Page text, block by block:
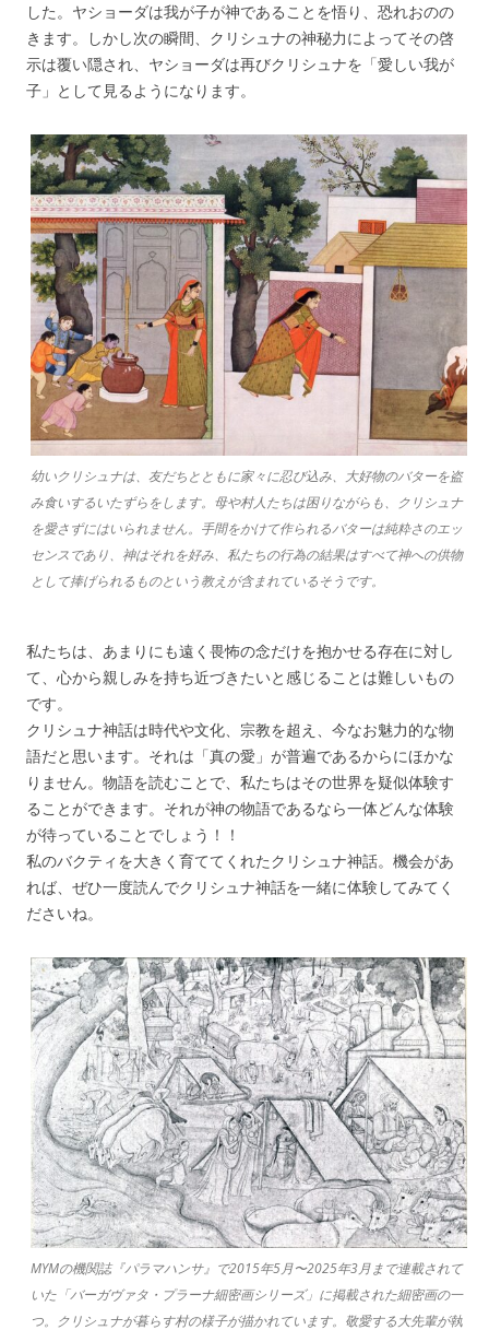
した。ヤショーダは我が子が神であることを悟り、恐れおのの
きます。しかし次の瞬間、クリシュナの神秘力によってその啓
示は覆い隠され、ヤショーダは再びクリシュナを「愛しい我が
子」として見るようになります。
幼いクリシュナは、友だちとともに家々に忍び込み、大好物のバターを盗
み食いするいたずらをします。母や村人たちは困りながらも、クリシュナ
を愛さずにはいられません。手間をかけて作られるバターは純粋さのエッ
センスであり、神はそれを好み、私たちの行為の結果はすべて神への供物
として捧げられるものという教えが含まれているそうです。
私たちは、あまりにも遠く畏怖の念だけを抱かせる存在に対し
て、心から親しみを持ち近づきたいと感じることは難しいもの
です。
クリシュナ神話は時代や文化、宗教を超え、今なお魅力的な物
語だと思います。それは「真の愛」が普遍であるからにほかな
りません。物語を読むことで、私たちはその世界を疑似体験す
ることができます。それが神の物語であるなら一体どんな体験
が待っていることでしょう！！
私のバクティを大きく育ててくれたクリシュナ神話。機会があ
れば、ぜひ一度読んでクリシュナ神話を一緒に体験してみてく
ださいね。
MYMの機関誌『パラマハンサ』で2015年5月〜2025年3月まで連載されて
いた「バーガヴァタ・プラーナ細密画シリーズ」に掲載された細密画の一
つ。クリシュナが暮らす村の様子が描かれています。敬愛する大先輩が執